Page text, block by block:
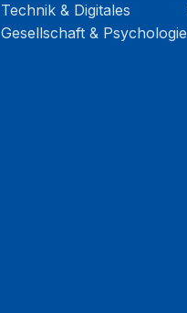
Technik & Digitales
Gesellschaft & Psychologie